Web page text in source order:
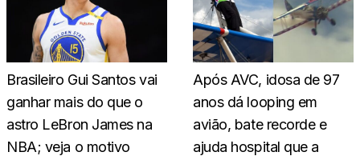
Brasileiro Gui Santos vai
ganhar mais do que o
astro LeBron James na
NBA; veja o motivo
Após AVC, idosa de 97
anos dá looping em
avião, bate recorde e
ajuda hospital que a